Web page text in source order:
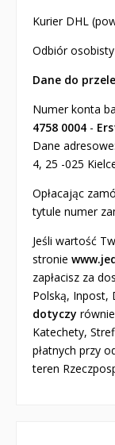
Kurier DHL
Odbiór osobisty
Dane do
Numer konta
4758 0004 -
Dane
4, 25 -025
Opłacając
tytule numer
Jeśli wartość
stronie
zapłacisz za
Polską, Inpost,
dotyczy
Katechety,
płatnych przy
teren